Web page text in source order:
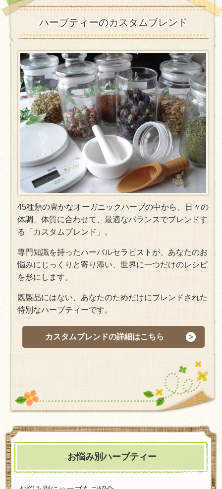
ハーブティーのカスタムブレンド
45種類の豊かなオーガニックハーブの中から、日々の
体調、体質に合わせて、最適なバランスでブレンドす
る「カスタムブレンド」。
専門知識を持ったハーバルセラピストが、あなたのお
悩みにじっくりと寄り添い、世界に一つだけのレシピ
を形にします。
既製品にはない、あなたのためだけにブレンドされた
特別なハーブティーです。
カスタムブレンドの詳細はこちら
お悩み別ハーブティー